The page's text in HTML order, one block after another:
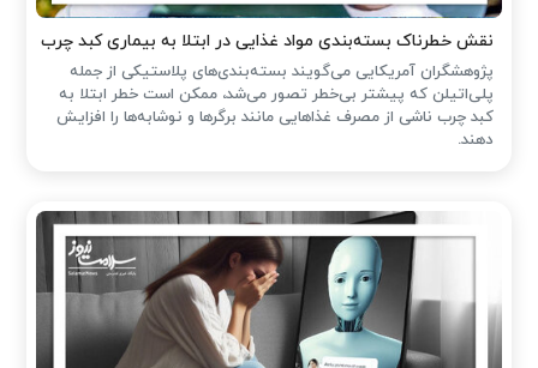
نقش خطرناک بسته‌بندی مواد غذایی در ابتلا به بیماری کبد چرب
پژوهشگران آمریکایی می‌گویند بسته‌بندی‌های پلاستیکی از جمله
پلی‌اتیلن که پیشتر بی‌خطر تصور می‌شد، ممکن است خطر ابتلا به
کبد چرب ناشی از مصرف غذاهایی مانند برگرها و نوشابه‌ها را افزایش
دهند.